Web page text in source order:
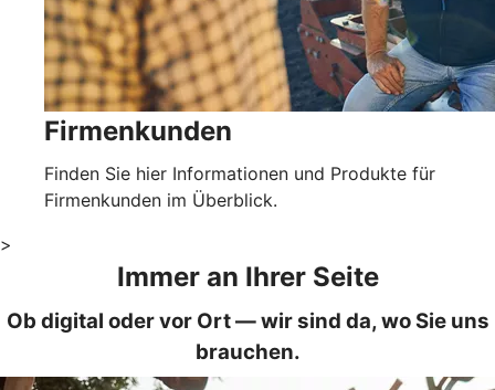
Firmenkunden
Finden Sie hier Informationen und Produkte für
Firmenkunden im Überblick.
>
Immer an Ihrer Seite
Ob digital oder vor Ort — wir sind da, wo Sie uns
brauchen.